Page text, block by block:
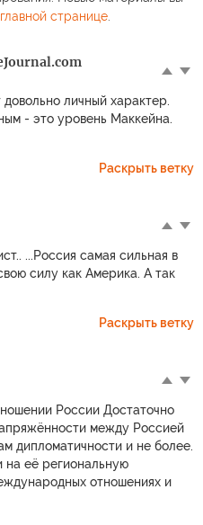
главной странице.
личный характер.
- это уровень Маккейна.
Раскрыть ветку
...Россия самая сильная в
силу как Америка. А так
Раскрыть ветку
России Достаточно
между Россией
дипломатичности и не более.
её региональную
отношениях и